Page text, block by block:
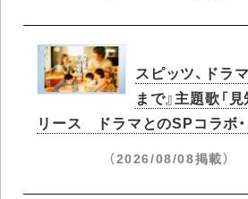
スピッツ、ドラ
まで』主題歌「
リース ドラマとのSPコラボ
（2026/08/08掲載）